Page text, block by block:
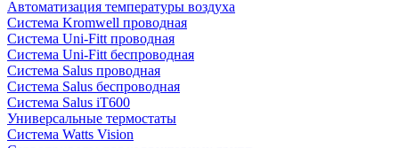
Автоматизация температуры воздуха
Система Kromwell проводная
Система Uni-Fitt проводная
Система Uni-Fitt беспроводная
Система Salus проводная
Система Salus беспроводная
Система Salus iT600
Универсальные термостаты
Система Watts Vision